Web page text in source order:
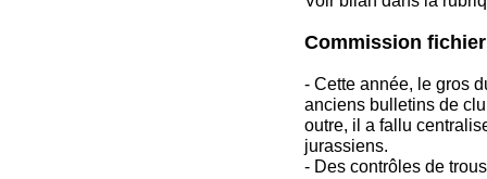
Commission
- Cette année, le gros
anciens bulletins de
outre, il a fallu
jurassiens.
- Des contrôles de